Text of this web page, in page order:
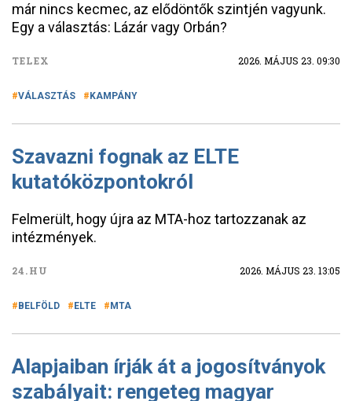
már nincs kecmec, az elődöntők szintjén vagyunk.
Egy a választás: Lázár vagy Orbán?
TELEX 2026. MÁJUS 23. 09:30
VÁLASZTÁS KAMPÁNY
Szavazni fognak az ELTE
kutatóközpontokról
Felmerült, hogy újra az MTA-hoz tartozzanak az
intézmények.
24.HU 2026. MÁJUS 23. 13:05
BELFÖLD ELTE MTA
Alapjaiban írják át a jogosítványok
szabályait: rengeteg magyar